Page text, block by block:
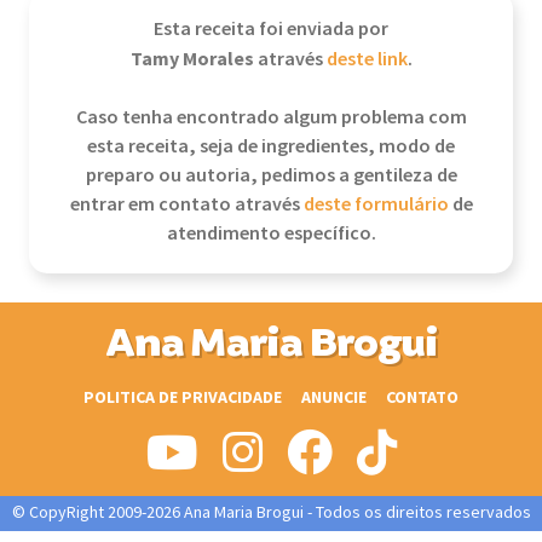
Esta receita foi enviada por
Tamy Morales atravésdeste link.
Caso tenha encontrado algum problema com
esta receita, seja de ingredientes, modo de
preparo ou autoria, pedimos a gentileza de
entrar em contato atravésdeste formulário de
atendimento específico.
Ana Maria Brogui
POLITICA DE PRIVACIDADE ANUNCIE CONTATO
© CopyRight 2009-2026 Ana Maria Brogui - Todos os direitos reservados